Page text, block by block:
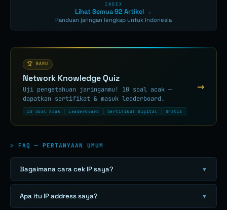
INDEX
Lihat Semua 92 Artikel →
Panduan jaringan lengkap untuk Indonesia
🏆 BARU
Network Knowledge Quiz
Uji pengetahuan jaringanmu! 10 soal acak —
dapatkan sertifikat & masuk leaderboard.
10 Soal Acak Leaderboard Sertifikat Digital Gratis
→
> FAQ — PERTANYAAN UMUM
Bagaimana cara cek IP saya? ▼
Apa itu IP address saya? ▼